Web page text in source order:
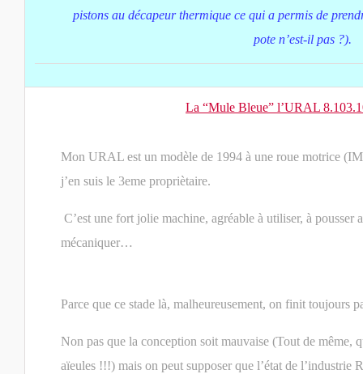
pistons au décapeur thermique ce qui a permis de
pote n’est-il pas ?).
La “Mule Bleue” l’URAL
Mon URAL est un modèle de 1994 à une roue motrice
j’en suis le 3eme propriètaire.
C’est une fort jolie machine, agréable à utiliser, à pousser
mécaniquer…
Parce que ce stade là, malheureusement, on finit
Non pas que la conception soit mauvaise (Tout de même,
aïeules !!!) mais on peut supposer que l’état de l’industrie